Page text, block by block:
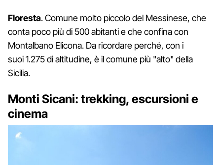
Floresta. Comune molto piccolo del Messinese, che
conta poco più di 500 abitanti e che confina con
Montalbano Elicona. Da ricordare perché, con i
suoi 1.275 di altitudine, è il comune più "alto" della
Sicilia.
Monti Sicani: trekking, escursioni e
cinema